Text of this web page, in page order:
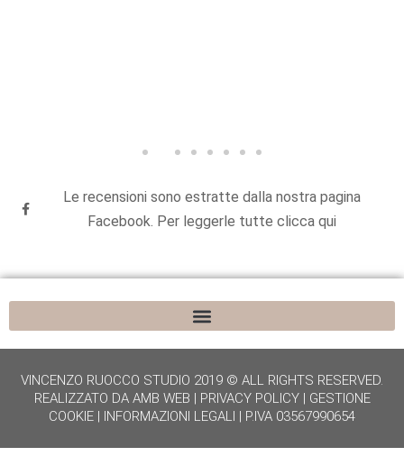
Le recensioni sono estratte dalla nostra pagina
Facebook. Per leggerle tutte clicca qui
VINCENZO RUOCCO STUDIO 2019 © ALL RIGHTS RESERVED.
REALIZZATO DA AMB WEB PRIVACY POLICY| GESTIONE
COOKIE
INFORMAZIONI LEGALI | P.IVA 03567990654